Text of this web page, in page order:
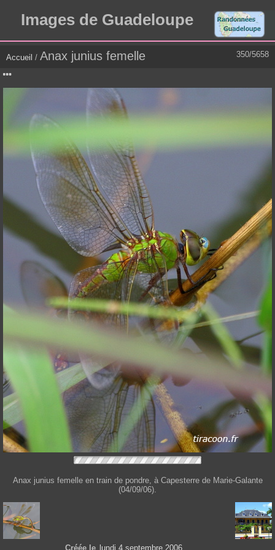
Images de Guadeloupe
350/5658
Accueil / Anax junius femelle
Anax junius femelle en train de pondre, à Capesterre de Marie-Galante
(04/09/06).
Créée le lundi 4 septembre 2006